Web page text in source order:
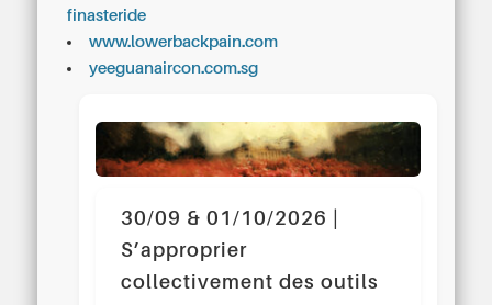
finasteride
www.lowerbackpain.com
yeeguanaircon.com.sg
30/09 & 01/10/2026 |
S’approprier
collectivement des outils